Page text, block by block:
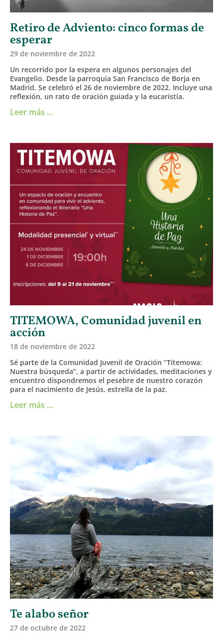
Retiro de Adviento: cinco formas de
esperar
29 de noviembre de 2022
Un recorrido por la espera en algunos personajes del
Evangelio. Desde la parroquia San Francisco de Borja en
Madrid. Se celebró el 26 de noviembre de 2022. Incluye una
reflexión, un rato de oración guiada y la eucaristía.
Leer más ...
TITEMOWA, Comunidad juvenil en
acción
18 de noviembre de 2022
Sé parte de la Comunidad Juvenil de Oración “Titemowa:
Nuestra búsqueda”, a partir de actividades, meditaciones y
encuentro dispondremos el pesebre de nuestro corazón
para el nacimiento de Jesús, estrella de la paz.
Leer más ...
Te alabo señor
27 de octubre de 2022